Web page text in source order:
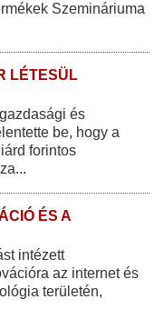
Szemináriuma
LÉTESÜL
és
be, hogy a
forintos
ÉS A
intézett
az internet és
területén,